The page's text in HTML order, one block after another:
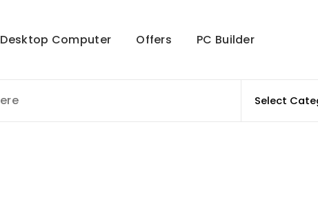
Desktop Computer Offers PC Builder